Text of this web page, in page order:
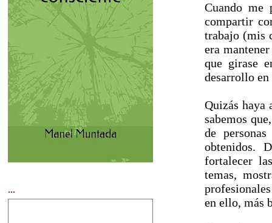
Cuando me
compartir
trabajo (mis
era
que girase
desarrollo
Quizás haya
sabemos
de
obtenidos.
fortalecer
temas,
en ello, más
...